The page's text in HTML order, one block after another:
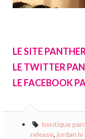
LE SITE
LE TWITTER
LE FACEBOOK
boutique
release, jordan iv